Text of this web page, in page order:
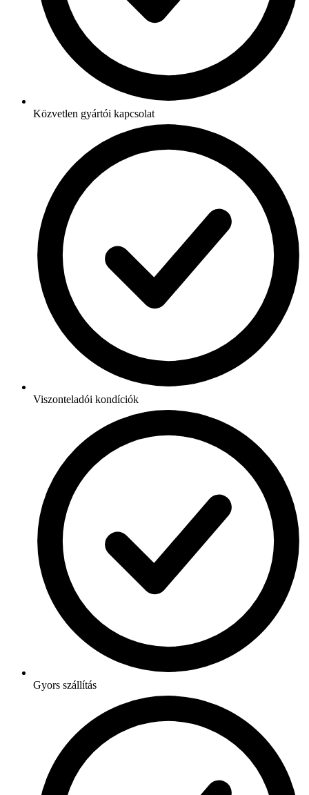
Közvetlen gyártói kapcsolat
Viszonteladói kondíciók
Gyors szállítás